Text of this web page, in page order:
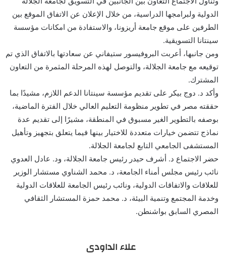
الدولية ولبرامجها الدراسية، من خلال الإعلان عن الاتفاق الموقع بين
الطرفين على موقع جامعة أريزونا، والاستفادة من امكانات مؤسسة
سينتانا التسويقية.
ومن جانبها، أعربت البروفيسور ستيفاني عن سعادتها بالاتفاق الذي تم
توقيعه مع جامعة الجلالة، والتوصل لهذه المرحلة المثمرة من التعاون
المشترك.
وأكد د. دوج بيكر على تقديم مؤسسة سينتانا الدعم اللازم، مشيدًا بما
حققته مصر في تطوير منظومة التعليم العالي خلال الفترة الماضية،
بوصفه بالتطوير الغير مسبوق في المنطقة، مشيرًا إلى تقديم عدة
نماذج تتضمن خيارات متعددة للاختيار بينها فيما يتعلق بتجهيز وتأهيل
المستشفى الجامعي التابع لجامعة الجلالة.
حضر الاجتماع د. أشرف حيدر رئيس جامعة الجلالة، ود. عادل العدوي
نائب رئيس مجلس أمناء الجامعة، د. محمد الشناوي مستشار الوزير
للعلاقات والاتفاقات الدولية، ونائب رئيس الجامعة للعلاقات الدولية
وخدمة المجتمع وتنمية البيئة، د. محمد حمزة المستشار الثقافي
المصري السابق بواشنطن.
علاء الداودى